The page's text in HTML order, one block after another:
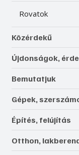
Rovatok
Közérdekű
Újdonságok,
Bemutatjuk
Gépek,
Építés, felújítás
Otthon,